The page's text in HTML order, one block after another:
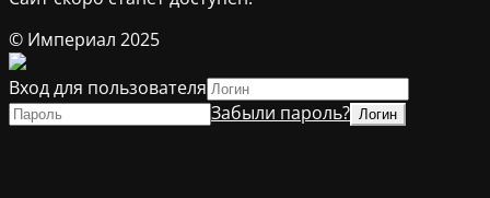
© Империал 2025
Вход для пользователя
Забыли пароль?